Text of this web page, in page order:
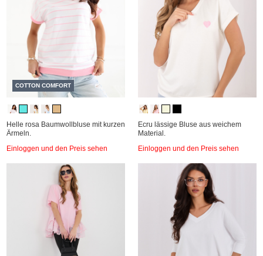
COTTON COMFORT
Helle rosa Baumwollbluse mit kurzen
Ärmeln.
Einloggen und den Preis sehen
Ecru lässige Bluse aus weichem
Material.
Einloggen und den Preis sehen